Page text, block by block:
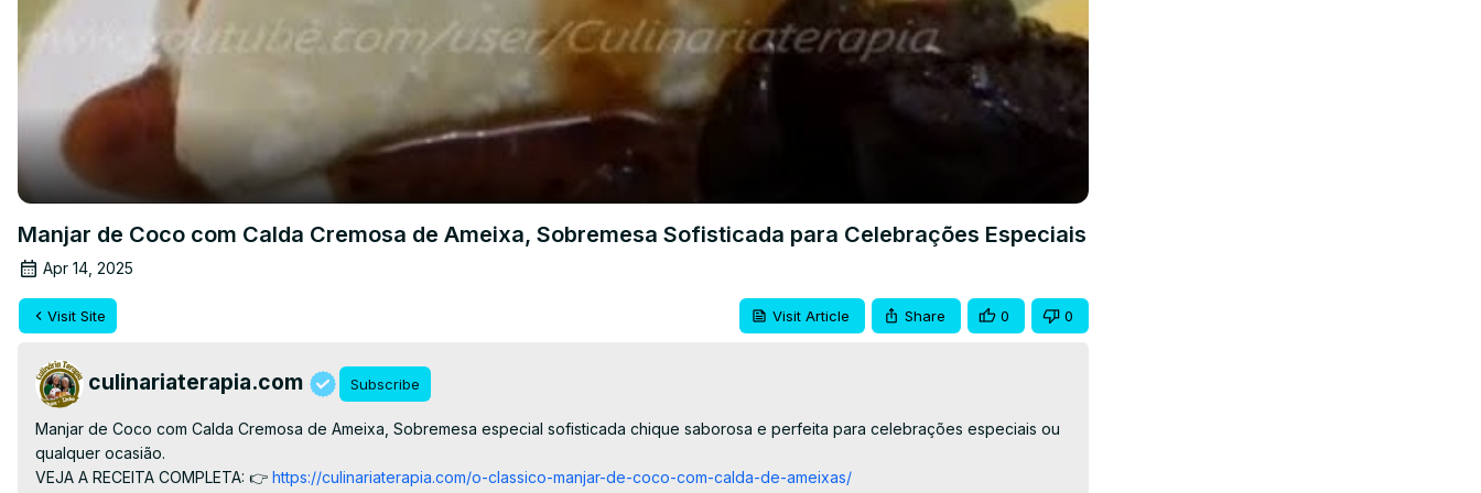
Manjar de Coco com Calda Cremosa de Ameixa, Sobremesa Sofisticada para Celebrações Especiais
Apr 14, 2025
Visit Site Visit Article Share 0 0
culinariaterapia.com Subscribe
Manjar de Coco com Calda Cremosa de Ameixa, Sobremesa especial sofisticada chique saborosa e perfeita para celebrações especiais ou
qualquer ocasião.
VEJA A RECEITA COMPLETA: 👉 https://culinariaterapia.com/o-classico-manjar-de-coco-com-calda-de-ameixas/